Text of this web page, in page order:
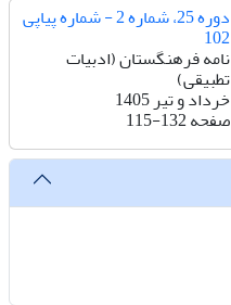
دوره 25، شماره 2 - شماره پیاپی
102
نامه فرهنگستان (ادبیات
تطبیقی)
خرداد و تیر 1405
صفحه115-132